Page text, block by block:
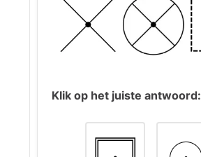
Klik op het juiste antwoord: